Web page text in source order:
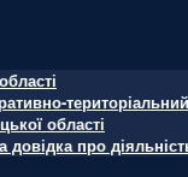
області
довідка про